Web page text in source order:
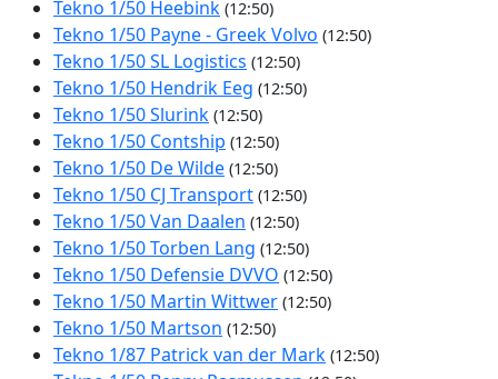
Tekno 1/50 Heebink (12:50)
Tekno 1/50 Payne - Greek Volvo (12:50)
Tekno 1/50 SL Logistics (12:50)
Tekno 1/50 Hendrik Eeg (12:50)
Tekno 1/50 Slurink (12:50)
Tekno 1/50 Contship (12:50)
Tekno 1/50 De Wilde (12:50)
Tekno 1/50 CJ Transport (12:50)
Tekno 1/50 Van Daalen (12:50)
Tekno 1/50 Torben Lang (12:50)
Tekno 1/50 Defensie DVVO (12:50)
Tekno 1/50 Martin Wittwer (12:50)
Tekno 1/50 Martson (12:50)
Tekno 1/87 Patrick van der Mark (12:50)